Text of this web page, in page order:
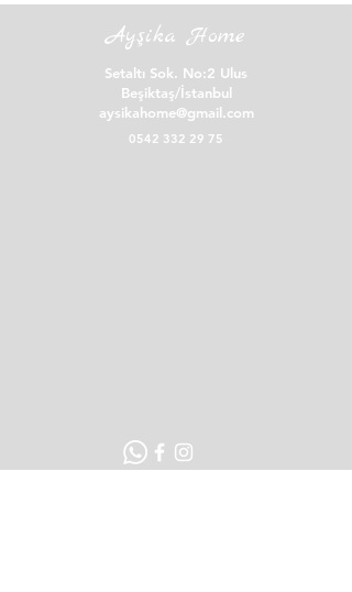
Ayşika Home
Setaltı Sok. No:2 Ulus
Beşiktaş/İstanbul
aysikahome@gmail.com
0542 332 29 75